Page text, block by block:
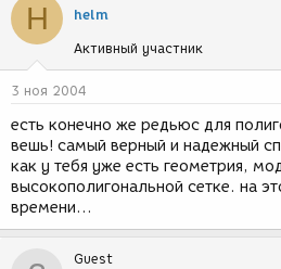
H helm
Активный участник
3 ноя 2004
есть конечно же редьюс для
вешь! самый верный и надежный
как у тебя уже есть геометрия,
высокополигональной сетке. на
времени...
Guest